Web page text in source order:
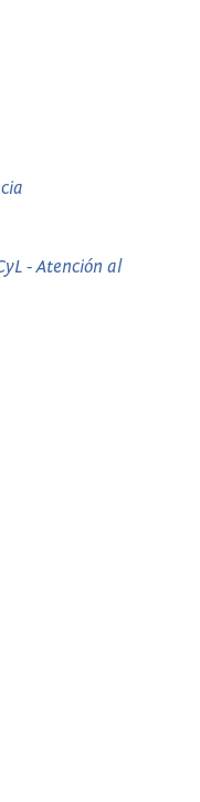
- Atención al